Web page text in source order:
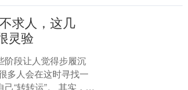
求人，这几
灵验
阶段让人觉得步履沉
多人会在这时寻找一
“转转运”。 其实，玄